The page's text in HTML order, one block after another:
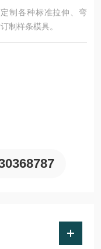
制各种标准拉伸、弯
制样条模具。